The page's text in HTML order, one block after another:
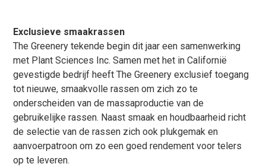
Exclusieve smaakrassen
The Greenery tekende begin dit jaar een samenwerking
met Plant Sciences Inc. Samen met het in Californië
gevestigde bedrijf heeft The Greenery exclusief toegang
tot nieuwe, smaakvolle rassen om zich zo te
onderscheiden van de massaproductie van de
gebruikelijke rassen. Naast smaak en houdbaarheid richt
de selectie van de rassen zich ook plukgemak en
aanvoerpatroon om zo een goed rendement voor telers
op te leveren.